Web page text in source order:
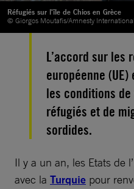
Réfugiés sur l'île de Chios en Grèce
© Giorgos Moutafis/Amnesty International
L’accord sur les
européenne
les conditions
réfugiés et de
sordides.
Il y a un an, les Etats de
avec la Turquie pour